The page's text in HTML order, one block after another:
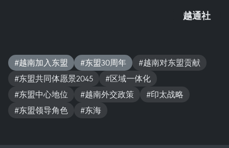
越通社
#越南加入东盟 #东盟30周年
#越南对东盟贡献
#东盟共同体愿景2045
#区域一体化
#东盟中心地位
#越南外交政策
#印太战略
#东盟领导角色
#东海